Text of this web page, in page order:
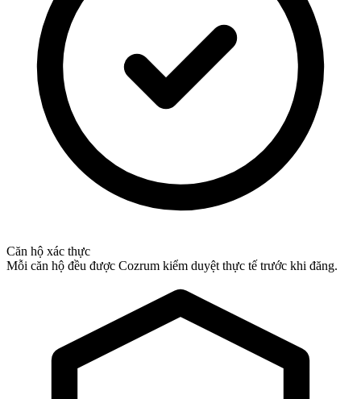
Căn hộ xác thực
Mỗi căn hộ đều được Cozrum kiểm duyệt thực tế trước khi đăng.